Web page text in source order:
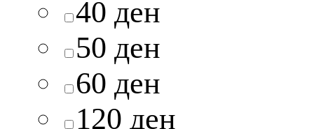
40 ден
50 ден
60 ден
120 ден